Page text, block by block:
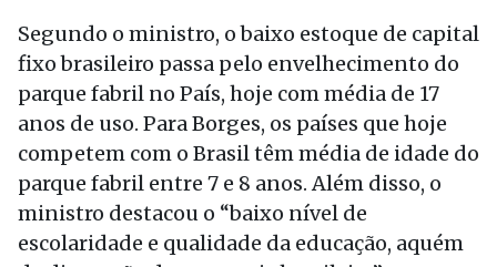
Segundo o ministro, o baixo estoque de capital
fixo brasileiro passa pelo envelhecimento do
parque fabril no País, hoje com média de 17
anos de uso. Para Borges, os países que hoje
competem com o Brasil têm média de idade do
parque fabril entre 7 e 8 anos. Além disso, o
ministro destacou o “baixo nível de
escolaridade e qualidade da educação, aquém